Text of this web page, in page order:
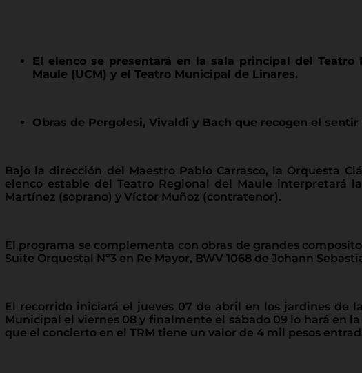
El elenco se presentará en la sala principal del
Maule (UCM) y el Teatro Municipal de Linares.
Obras de Pergolesi, Vivaldi y Bach que recogen el
Bajo la dirección del Maestro Pablo Carrasco, la Orquesta
elenco estable del Teatro Regional del Maule interpretará
Martínez (soprano) y Víctor Muñoz (contratenor).
El programa se complementa con obras de grandes
Suite Orquestal Nº3 en Re Mayor, BWV 1068 de Johann
El recorrido iniciará el jueves 07 de abril en los jardines de
Municipal el viernes 08 y finalmente el sábado 09 lo hará en
que el concierto en el TRM tiene un valor de 4 mil pesos